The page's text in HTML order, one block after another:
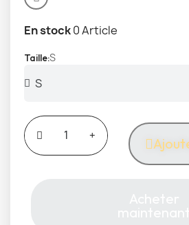
En stock0 Article
TailleS